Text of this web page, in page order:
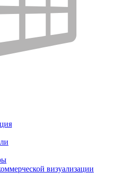
визуализации